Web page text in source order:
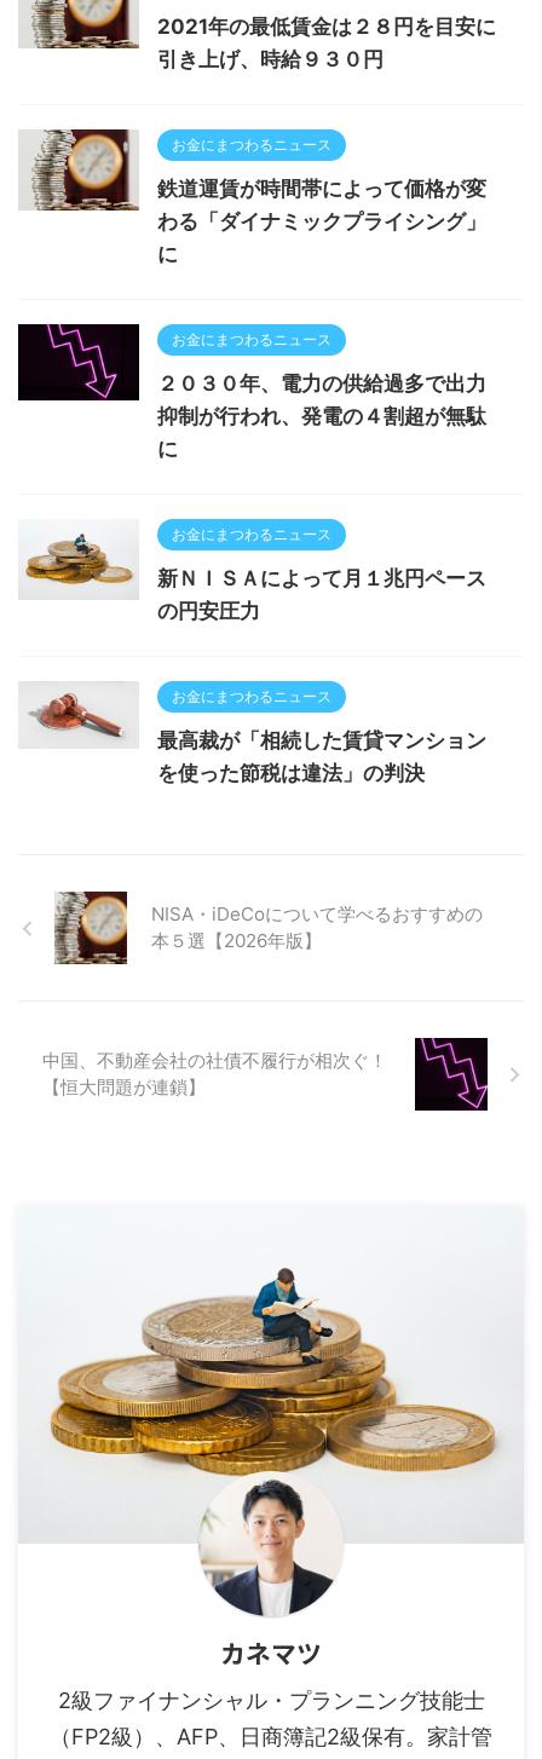
2021年の最低賃金は２８円を目安に
引き上げ、時給９３０円
お金にまつわるニュース
鉄道運賃が時間帯によって価格が変
わる「ダイナミックプライシング」
に
お金にまつわるニュース
２０３０年、電力の供給過多で出力
抑制が行われ、発電の４割超が無駄
に
お金にまつわるニュース
新ＮＩＳＡによって月１兆円ペース
の円安圧力
お金にまつわるニュース
最高裁が「相続した賃貸マンション
を使った節税は違法」の判決
NISA・iDeCoについて学べるおすすめの
本５選【2026年版】
中国、不動産会社の社債不履行が相次ぐ！
【恒大問題が連鎖】
カネマツ
2級ファイナンシャル・プランニング技能士
（FP2級）、AFP、日商簿記2級保有。家計管